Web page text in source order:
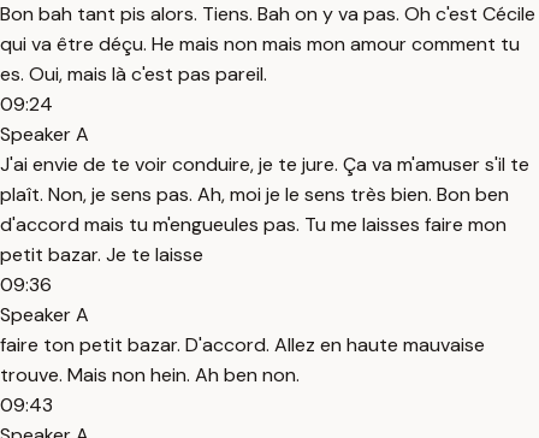
Bon bah tant pis alors. Tiens. Bah on y va pas. Oh c'est Cécile
qui va être déçu. He mais non mais mon amour comment tu
es. Oui, mais là c'est pas pareil.
09:24
Speaker A
J'ai envie de te voir conduire, je te jure. Ça va m'amuser s'il te
plaît. Non, je sens pas. Ah, moi je le sens très bien. Bon ben
d'accord mais tu m'engueules pas. Tu me laisses faire mon
petit bazar. Je te laisse
09:36
Speaker A
faire ton petit bazar. D'accord. Allez en haute mauvaise
trouve. Mais non hein. Ah ben non.
09:43